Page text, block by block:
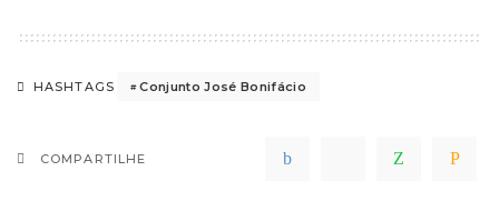
HASHTAGS Conjunto José Bonifácio
COMPARTILHE